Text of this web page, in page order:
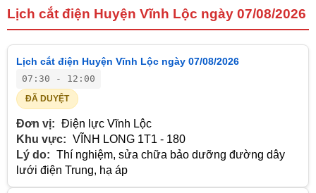
Lịch cắt điện Huyện Vĩnh Lộc ngày 07/08/2026
Lịch cắt điện Huyện Vĩnh Lộc ngày 07/08/2026
07:30 - 12:00
ĐÃ DUYỆT
Đơn vị: Điện lực Vĩnh Lộc
Khu vực: VĨNH LONG 1T1 - 180
Lý do: Thí nghiệm, sửa chữa bảo dưỡng đường dây
lưới điện Trung, hạ áp